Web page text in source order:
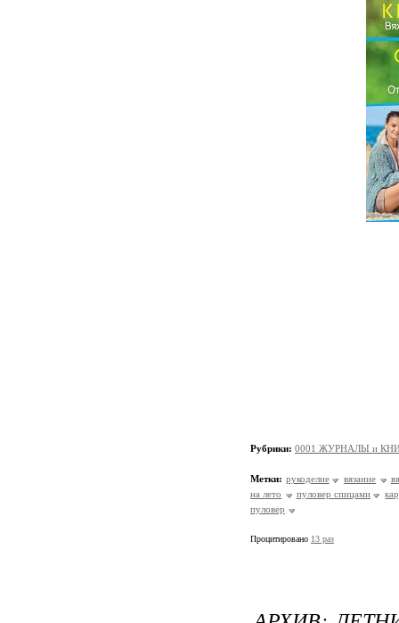
Рубрики: 0001 ЖУРНАЛЫ и
Метки: рукоделие вязание
на лето
пуловер спицами
пуловер
Процитировано 13 раз